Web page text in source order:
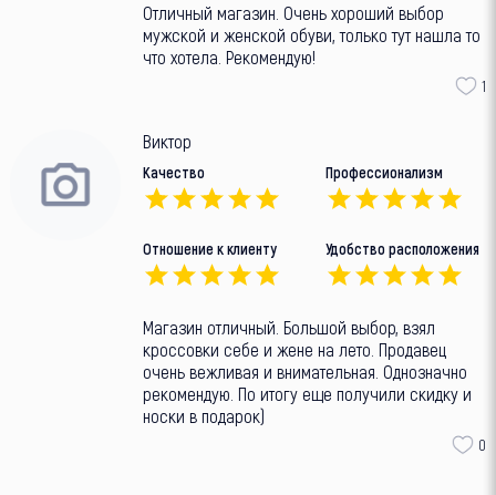
Отличный магазин. Очень хороший выбор
мужской и женской обуви, только тут нашла то
что хотела. Рекомендую!
1
Виктор
Качество Профессионализм
Отношение к клиенту Удобство расположения
Магазин отличный. Большой выбор, взял
кроссовки себе и жене на лето. Продавец
очень вежливая и внимательная. Однозначно
рекомендую. По итогу еще получили скидку и
носки в подарок)
0